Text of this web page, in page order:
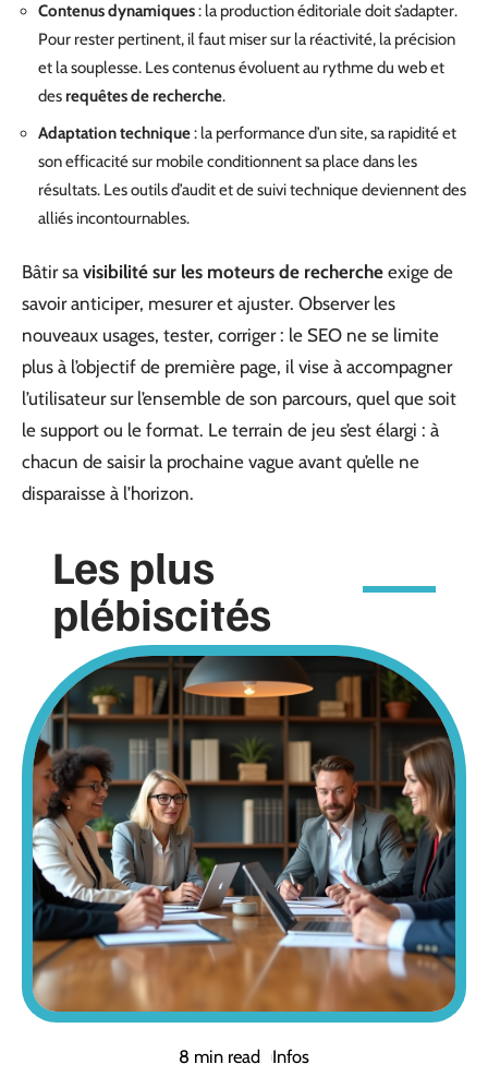
Contenus dynamiques: la production éditoriale doit s’adapter.
Pour rester pertinent, il faut miser sur la réactivité, la précision
et la souplesse. Les contenus évoluent au rythme du web et
desrequêtes de recherche.
Adaptation technique: la performance d’un site, sa rapidité et
son efficacité sur mobile conditionnent sa place dans les
résultats. Les outils d’audit et de suivi technique deviennent des
alliés incontournables.
Bâtir sa visibilité sur les moteurs de recherche exige de
savoir anticiper, mesurer et ajuster. Observer les
nouveaux usages, tester, corriger : le SEO ne se limite
plus à l’objectif de première page, il vise à accompagner
l’utilisateur sur l’ensemble de son parcours, quel que soit
le support ou le format. Le terrain de jeu s’est élargi : à
chacun de saisir la prochaine vague avant qu’elle ne
disparaisse à l’horizon.
Les plus
plébiscités
8 min read Infos